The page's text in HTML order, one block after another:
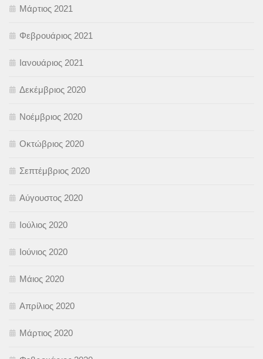
Μάρτιος 2021
Φεβρουάριος 2021
Ιανουάριος 2021
Δεκέμβριος 2020
Νοέμβριος 2020
Οκτώβριος 2020
Σεπτέμβριος 2020
Αύγουστος 2020
Ιούλιος 2020
Ιούνιος 2020
Μάιος 2020
Απρίλιος 2020
Μάρτιος 2020